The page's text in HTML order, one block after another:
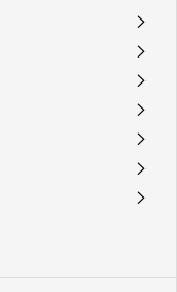
A
A
A
A
A
A
A